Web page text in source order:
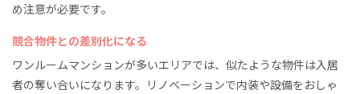
め注意が必要です。
競合物件との差別化になる
ワンルームマンションが多いエリアでは、似たような物件は入居
者の奪い合いになります。リノベーションで内装や設備をおしゃ